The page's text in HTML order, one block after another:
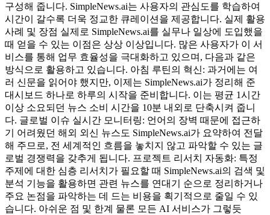
구성해 줍니다. SimpleNews.ai는 사용자의 관심도를 학습하여
시간이 갈수록 더욱 정교한 큐레이션을 제공합니다. 실제 활용
사례 및 장점 실제로 SimpleNews.ai를 실무나 일상에 도입했을
때 얻을 수 있는 이점은 상상 이상입니다. 많은 사용자가 이 서
비스를 통해 업무 효율성을 극대화하고 있으며, 다음과 같은
방식으로 활용하고 있습니다. 아침 루틴의 혁신: 과거에는 여
러 신문을 읽어야 했지만, 이제는 SimpleNews.ai가 정리해 준
대시보드 하나로 하루의 시작을 준비합니다. 이는 평균 1시간
이상 소요되던 뉴스 소비 시간을 10분 내외로 단축시켜 줍니
다. 글로벌 이슈 실시간 모니터링: 언어의 장벽 때문에 접근하
기 어려웠던 해외 외신 뉴스도 SimpleNews.ai가 요약하여 전달
해 주므로, 전 세계적인 흐름을 놓치지 않고 파악할 수 있는 글
로벌 경쟁력을 갖추게 됩니다. 프로젝트 리서치 자동화: 특정
주제에 대한 심층 리서치가 필요할 때 SimpleNews.ai의 검색 및
분석 기능을 활용하면 관련 뉴스를 연대기 순으로 정리하거나
주요 논점을 파악하는 데 드는 비용을 획기적으로 줄일 수 있
습니다. 아쉬운 점 및 한계 물론 모든 AI 서비스가 그렇듯